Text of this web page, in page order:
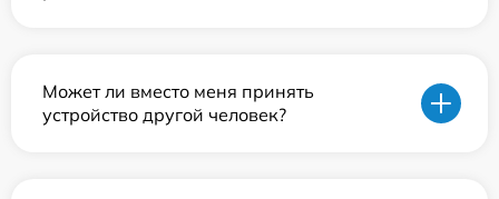
Может ли вместо меня принять
устройство другой человек?